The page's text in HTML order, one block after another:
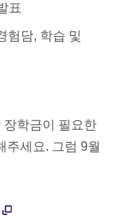
표
험담, 학습 및
장학금이 필요한
주세요. 그럼 9월